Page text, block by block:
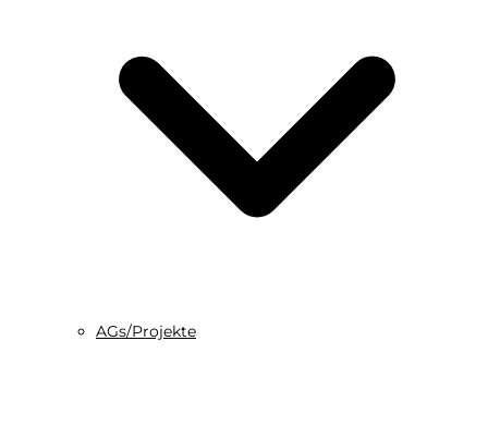
AGs/Projekte